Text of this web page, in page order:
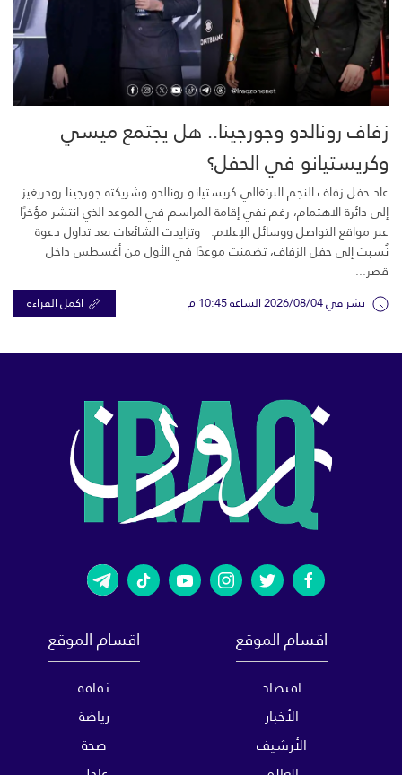
زفاف رونالدو وجورجينا.. هل يجتمع ميسي
وكريستيانو في الحفل؟
عاد حفل زفاف النجم البرتغالي كريستيانو رونالدو وشريكته جورجينا رودريغيز
إلى دائرة الاهتمام، رغم نفي إقامة المراسم في الموعد الذي انتشر مؤخرًا
عبر مواقع التواصل ووسائل الإعلام. وتزايدت الشائعات بعد تداول دعوة
نُسبت إلى حفل الزفاف، تضمنت موعدًا في الأول من أغسطس داخل
قصر...
نشر في 2026/08/04 الساعة 10:45 م اكمل القراءة
اقسام الموقع
اقتصاد
الأخبار
الأرشيف
اقسام الموقع
ثقافة
رياضة
صحة